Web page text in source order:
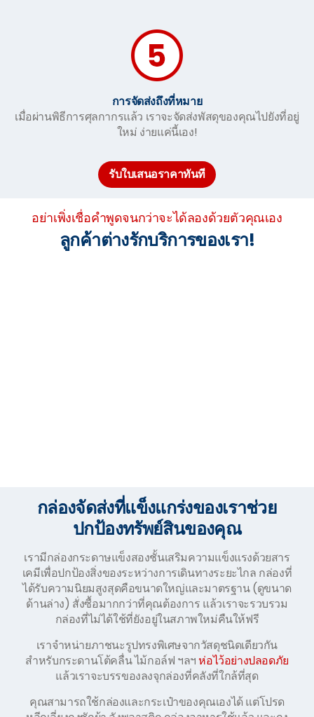
การจัดส่งถึงที่หมาย
เมื่อผ่านพิธีการศุลกากรแล้ว เราจะจัดส่งพัสดุของคุณไปยังที่อยู่
ใหม่ ง่ายแค่นี้เอง!
รับใบเสนอราคาทันที
อย่าเพิ่งเชื่อคำพูดจนกว่าจะได้ลองด้วยตัวคุณเอง
ลูกค้าต่างรักบริการของเรา!
กล่องจัดส่งที่แข็งแกร่งของเราช่วย
ปกป้องทรัพย์สินของคุณ
เรามีกล่องกระดาษแข็งสองชั้นเสริมความแข็งแรงด้วยสาร
เคมีเพื่อปกป้องสิ่งของระหว่างการเดินทางระยะไกล กล่องที่
ได้รับความนิยมสูงสุดคือขนาดใหญ่และมาตรฐาน (ดูขนาด
ด้านล่าง) สั่งซื้อมากกว่าที่คุณต้องการ แล้วเราจะรวบรวม
กล่องที่ไม่ได้ใช้ที่ยังอยู่ในสภาพใหม่คืนให้ฟรี
เราจำหน่ายภาชนะรูปทรงพิเศษจากวัสดุชนิดเดียวกัน
สำหรับกระดานโต้คลื่น ไม้กอล์ฟ ฯลฯห่อไว้อย่างปลอดภัย
แล้วเราจะบรรของลงจุกล่องที่คลังที่ใกล้ที่สุด
คุณสามารถใช้กล่องและกระเป๋าของคุณเองได้ แต่โปรด